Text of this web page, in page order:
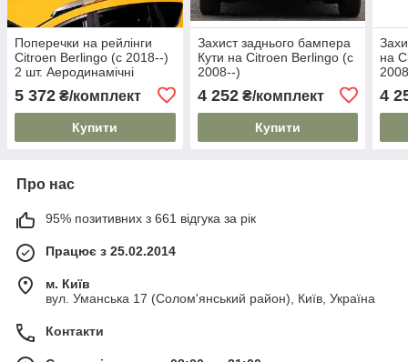
Поперечки на рейлінги
Citroen Berlingo (c 2018--)
2 шт. Аеродинамічні
5 372 ₴/комплект
Купити
Захист заднього бампера
Кути на Citroen Berlingo (c
2008--)
4 252₴/комплект
Купити
на
4
Про нас
95% позитивних з 661 відгука за рік
Працює з 25.02.2014
м. Київ
вул. Уманська 17 (Солом'янський район), Київ, Україна
Контакти